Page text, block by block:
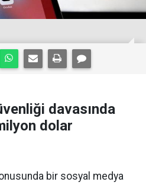
davasında
dolar
bir sosyal medya